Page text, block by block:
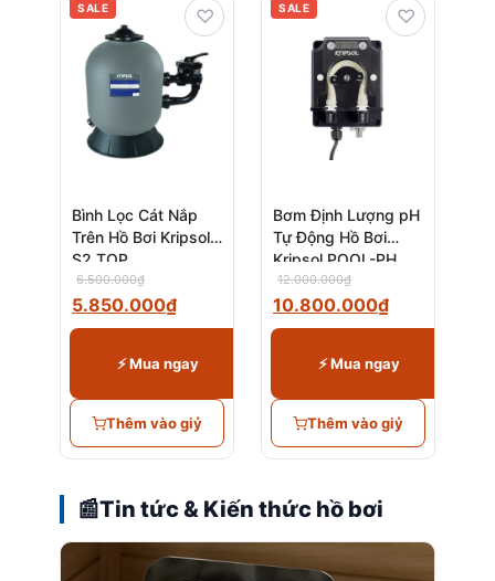
SALE
Bình Lọc Cát Nắp
Trên Hồ Bơi Kripsol
S2 TOP
6.500.000₫
5.850.000₫
⚡ Mua ngay
Thêm vào giỷ
♡ SALE
Bơm Định Lượng pH
Tự Động Hồ Bơi
Kripsol POOL-PH
12.000.000₫
10.800.000₫
⚡ Mua ngay
Thêm vào giỷ
♡
📰Tin tức & Kiến thức hồ bơi